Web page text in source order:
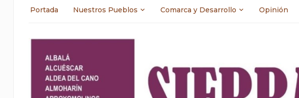
Portada Nuestros Pueblos Comarca y Desarrollo Opinión